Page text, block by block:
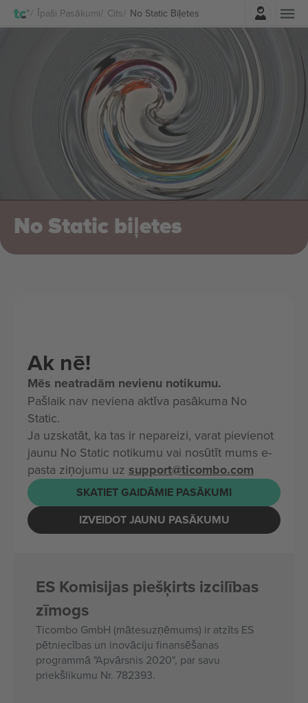
Īpaši Pasākumi Cits No Static Biļetes
Pierakstīties
No Static biļetes
Ak nē!
Mēs neatradām nevienu notikumu.
Pašlaik nav neviena aktīva pasākuma No
Static.
Ja uzskatāt, ka tas ir nepareizi, varat pievienot
jaunu No Static notikumu vai nosūtīt mums e-
pasta ziņojumu uz support@ticombo.com
SKATIET GAIDĀMIE PASĀKUMI
IZVEIDOT JAUNU PASĀKUMU
ES Komisijas piešķirts izcilības
zīmogs
Ticombo GmbH (mātesuzņēmums) ir atzīts ES
pētniecības un inovāciju finansēšanas
programmā "Apvārsnis 2020", par savu
priekšlikumu Nr. 782393.